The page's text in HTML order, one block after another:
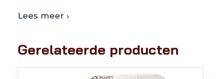
Lees meer ›
Gerelateerde producten